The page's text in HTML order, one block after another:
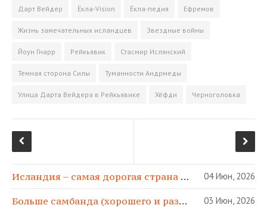
i
k
Дарт Вейдер Ёкла-Vision Ёкла-педия Ефремов
Жизнь замечательных исландцев Звездные войны
Йоун Гнарр Рейкьявик Стасмир Ислянский
Темная сторона Силы Туманности Андрмеды
Улица Дарта Вейдера в Рейкьявике Хёфди Черноголовка
Исландия – самая дорогая страна в МИРЕ! 04 Июн, 2026
Больше самбанда (хорошего и разного)! 03 Июн, 2026